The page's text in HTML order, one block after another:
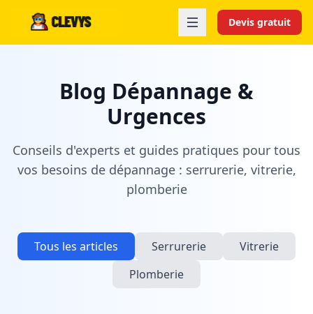
Devis gratuit
Blog Dépannage &
Urgences
Conseils d'experts et guides pratiques pour tous
vos besoins de dépannage : serrurerie, vitrerie,
plomberie
Tous les articles Serrurerie
Vitrerie
Plomberie